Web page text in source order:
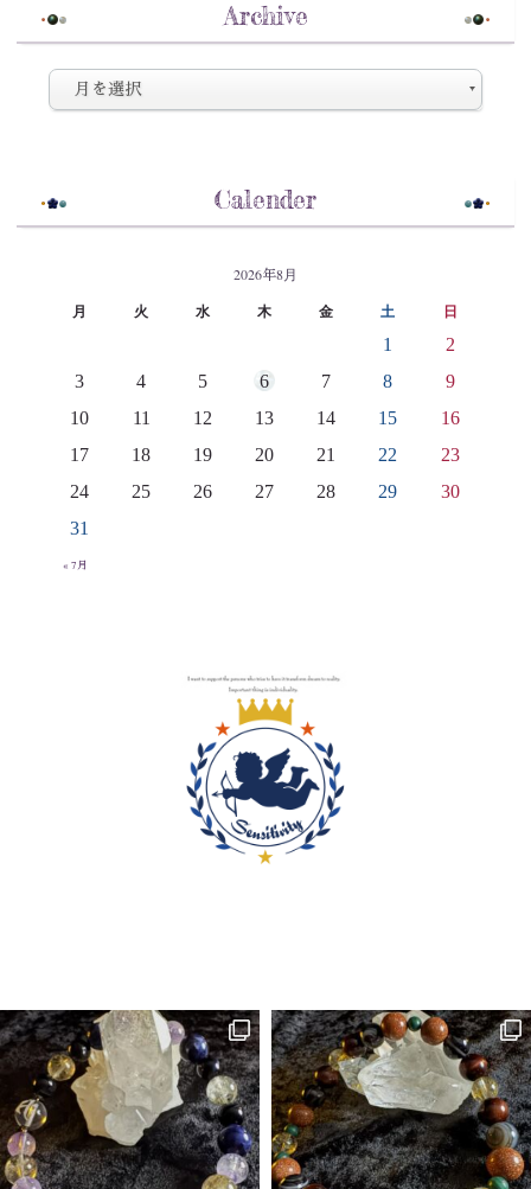
Archive
Calender
2026年8月
月 火 水 木 金 土
日
1
2
3
4 5 6 7 8
9
10
11 12 13 14 15
16
17
18 19 20 21 22
23
24
25 26 27 28 29
30
31
« 7月